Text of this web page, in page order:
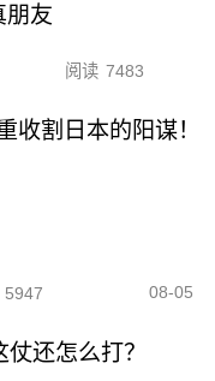
朋友
阅读 7483
收割日本的阳谋！
5947 08-05
还怎么打？